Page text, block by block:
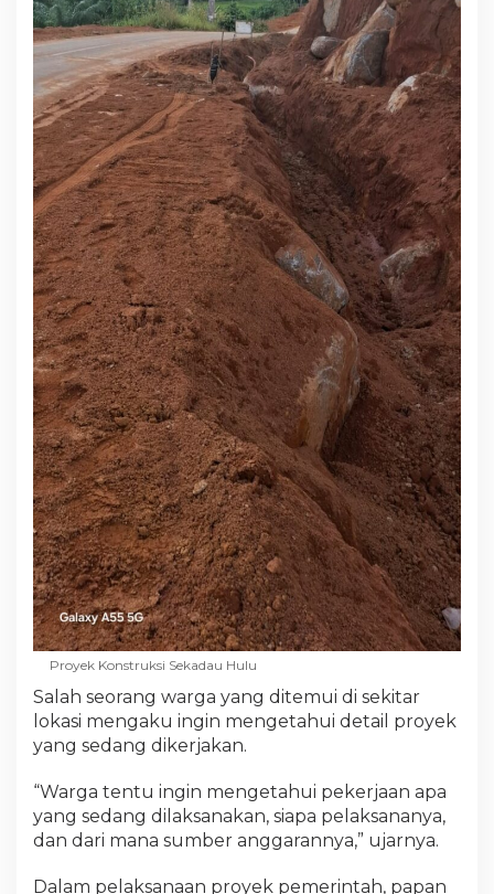
Proyek Konstruksi Sekadau Hulu
Salah seorang warga yang ditemui di sekitar
lokasi mengaku ingin mengetahui detail proyek
yang sedang dikerjakan.
“Warga tentu ingin mengetahui pekerjaan apa
yang sedang dilaksanakan, siapa pelaksananya,
dan dari mana sumber anggarannya,” ujarnya.
Dalam pelaksanaan proyek pemerintah, papan